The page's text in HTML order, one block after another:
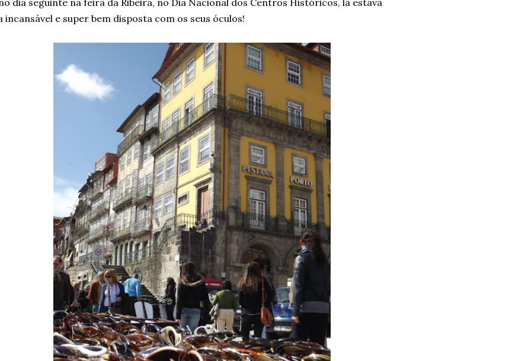
dia seguinte na feira da Ribeira, no Dia Nacional dos Centros Históricos, lá estava
incansável e super bem disposta com os seus óculos!